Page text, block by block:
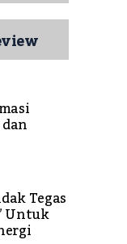
Tegas
Untuk